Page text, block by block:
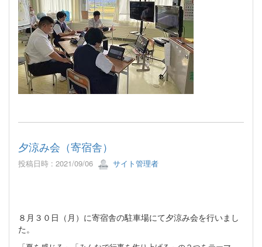
夕涼み会（寄宿舎）
投稿日時 : 2021/09/06 サイト管理者
８月３０日（月）に寄宿舎の駐車場にて夕涼み会を行いまし
た。